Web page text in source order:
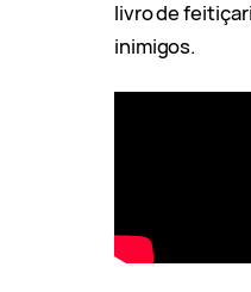
livro de
inimigos.